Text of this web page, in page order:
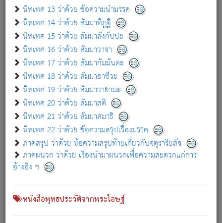
นิทเทศ 13 ว่าด้วย ข้อความนำมรรค
นิทเทศ 14 ว่าด้วย สัมมาทิฏฐิ
นิทเทศ 15 ว่าด้วย สัมมาสังกัปปะ
นิทเทศ 16 ว่าด้วย สัมมาวาจา
นิทเทศ 17 ว่าด้วย สัมมากัมมันตะ
นิทเทศ 18 ว่าด้วย สัมมาอาชีวะ
นิทเทศ 19 ว่าด้วย สัมมาวายามะ
นิทเทศ 20 ว่าด้วย สัมมาสติ
นิทเทศ 21 ว่าด้วย สัมมาสมาธิ
นิทเทศ 22 ว่าด้วย ข้อความสรุปเรื่องมรรค
ภาคสรุป ว่าด้วย ข้อความสรุปท้ายเกี่ยวกับจตุราริยสัจ
ภาคผนวก ว่าด้วย เรื่องนำมาผนวกเพื่อความสะดวกแก่การ
อ้างอิง ฯ
หนังสือพุทธประวัติจากพระโอษฐ์
เกี่ยวกับธรรมโฆษณ์ออนไลน์ (Disclaimer)
แม้ระบบ "ธรรมโฆษณ์ออนไลน์" พยายามปรับปรุงข้อมูลให้ถูกต้องมากที่สุด
ผู้ศึกษาก็พึงตรวจสอบกับตัวเล่มหนังสือต้นฉบับ ที่มีการพิมพ์ครั้งล่าสุด
ก่อนนำข้อมูลไปใช้ในการอ้างอิง"
เกี่ยวกับอัตถจารี|เกี่ยวกับการพัฒนา|แจ้งข้อผิดพลาด / แนะนำ
หนังสือที่เกี่ยวข้อง